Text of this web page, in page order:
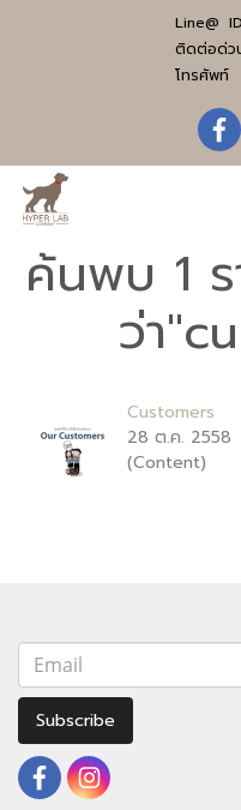
Line@
ติดต่อด่ว
โทรศัพ
ค้นพบ 1 ร
ว่า
Customers
28 ต.ค. 2558
(Content)
Subscribe